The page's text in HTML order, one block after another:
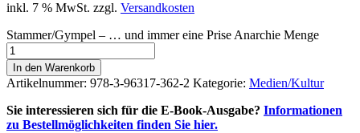
inkl. 7 % MwSt. zzgl. Versandkosten
Stammer/Gympel – … und immer eine Prise Anarchie Menge
In den Warenkorb
Artikelnummer: 978-3-96317-362-2 Kategorie: Medien/Kultur
Sie interessieren sich für die E-Book-Ausgabe? Informationen
zu Bestellmöglichkeiten finden Sie hier.